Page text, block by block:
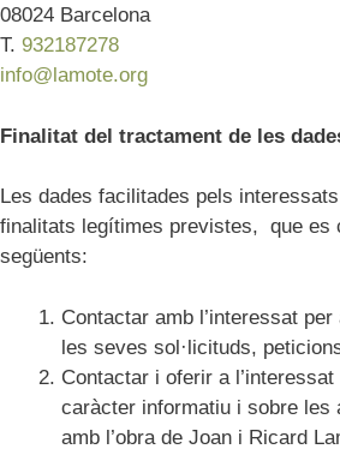
08024 Barcelona
T. 932187278
info@lamote.org
Finalitat del tractament de les
Les dades facilitades pels
finalitats legítimes previstes, que es
següents:
Contactar amb l’interessat
les seves sol·licituds,
Contactar i oferir a
caràcter informatiu i sobre les
amb l’obra de Joan i Ricard